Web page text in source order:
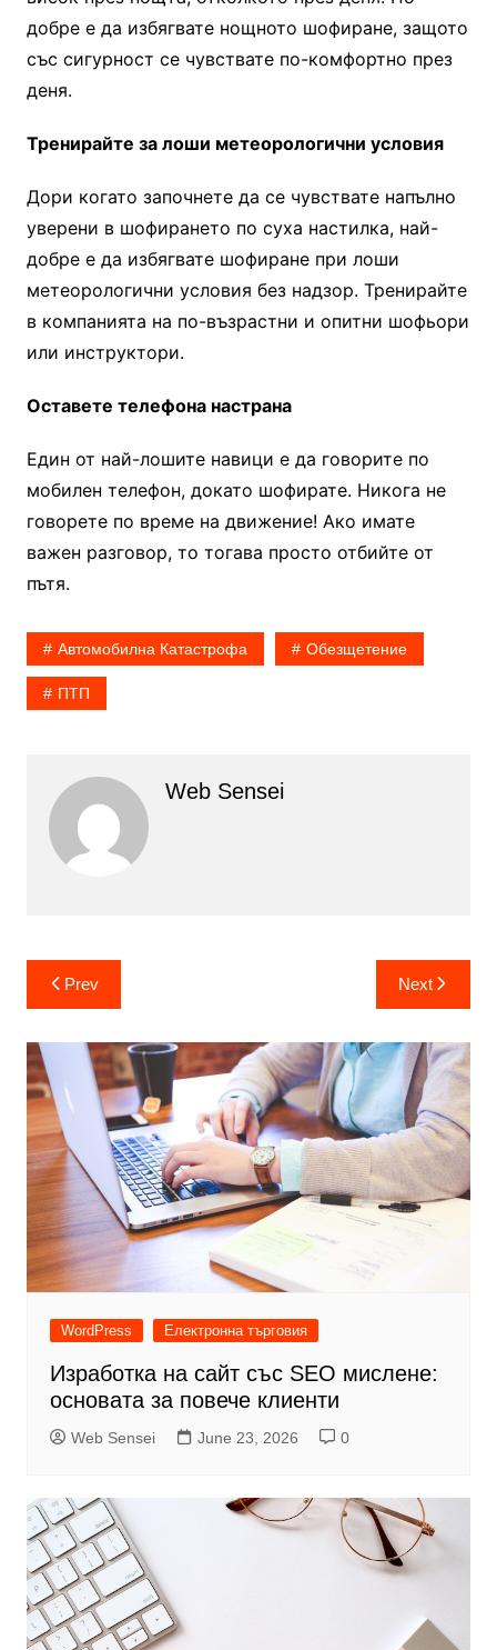
добре е да избягвате нощното шофиране, защото
със сигурност се чувствате по-комфортно през
деня.
Тренирайте за лоши метеорологични условия
Дори когато започнете да се чувствате напълно
уверени в шофирането по суха настилка, най-
добре е да избягвате шофиране при лоши
метеорологични условия без надзор. Тренирайте
в компанията на по-възрастни и опитни шофьори
или инструктори.
Оставете телефона настрана
Един от най-лошите навици е да говорите по
мобилен телефон, докато шофирате. Никога не
говорете по време на движение! Ако имате
важен разговор, то тогава просто отбийте от
пътя.
Автомобилна Катастрофа Обезщетение
ПТП
Web Sensei
Post
navigation
Prev Next
WordPress Електронна търговия
Изработка на сайт със SEO мислене:
основата за повече клиенти
Web Sensei June 23, 2026 0